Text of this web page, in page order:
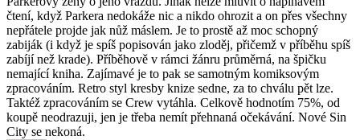
čtení, když Parkera nedokáže nic a nikdo ohrozit a on přes všechny
nepřátele projde jak nůž máslem. Je to prostě až moc schopný
zabiják (i když je spíš popisován jako zloděj, přičemž v příběhu spíš
zabíjí než krade). Příběhově v rámci žánru průměrná, na špičku
nemající kniha. Zajímavé je to pak se samotným komiksovým
zpracováním. Retro styl kresby knize sedne, za to chválu pět lze.
Taktéž zpracováním se Crew vytáhla. Celkově hodnotím 75%, od
koupě neodrazuji, jen je třeba nemít přehnaná očekávání. Nové Sin
City se nekoná.